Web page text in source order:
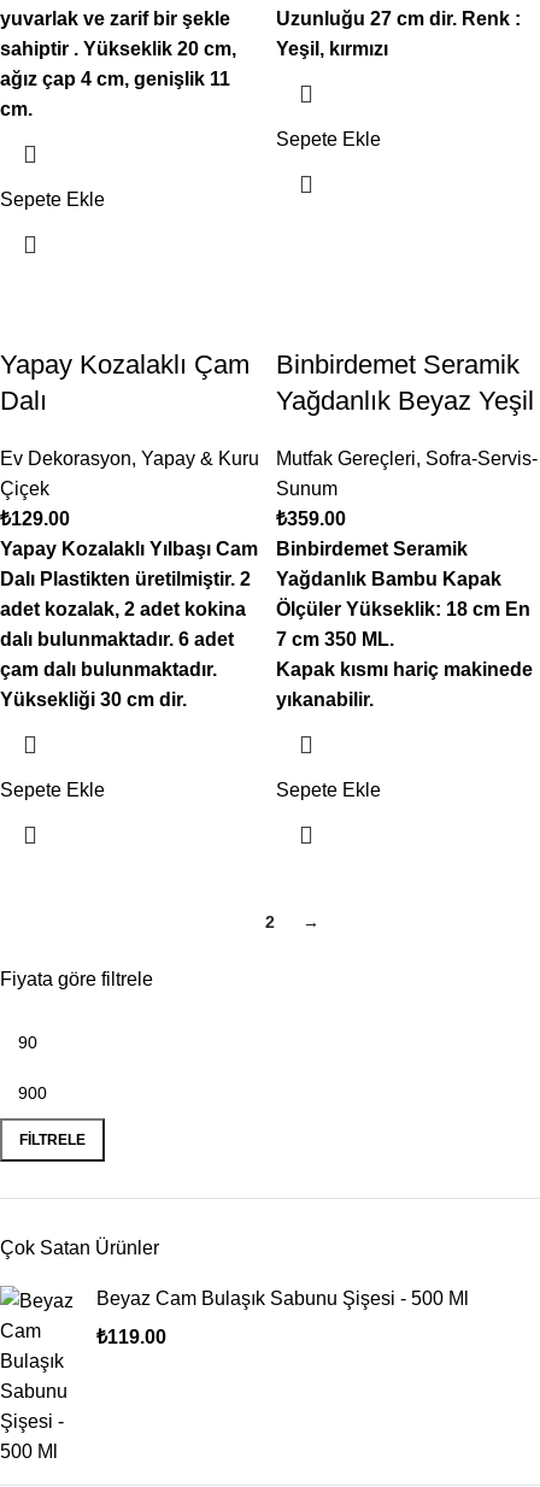
Fiyata göre filtrele
FILTRELE
Çok Satan Ürünler
Beyaz Cam Bulaşık Sabunu Şişesi - 500 Ml
₺119.00
yuvarlak ve zarif bir şekle
sahiptir . Yükseklik 20 cm,
ağız çap 4 cm, genişlik 11
cm.
Sepete Ekle
Uzunluğu 27 cm dir. Renk :
Yeşil, kırmızı
Sepete Ekle
Yapay Kozalaklı Çam
Dalı
Ev Dekorasyon, Yapay & Kuru
Çiçek
₺129.00
Yapay Kozalaklı Yılbaşı Cam
Dalı Plastikten üretilmiştir. 2
adet kozalak, 2 adet kokina
dalı bulunmaktadır. 6 adet
çam dalı bulunmaktadır.
Yüksekliği 30 cm dir.
Sepete Ekle
Binbirdemet Seramik
Yağdanlık Beyaz Yeşil
Mutfak Gereçleri, Sofra-Servis-
Sunum
₺359.00
Binbirdemet Seramik
Yağdanlık Bambu Kapak
Ölçüler Yükseklik: 18 cm En
7 cm 350 ML.
Kapak kısmı hariç makinede
yıkanabilir.
Sepete Ekle
2 →